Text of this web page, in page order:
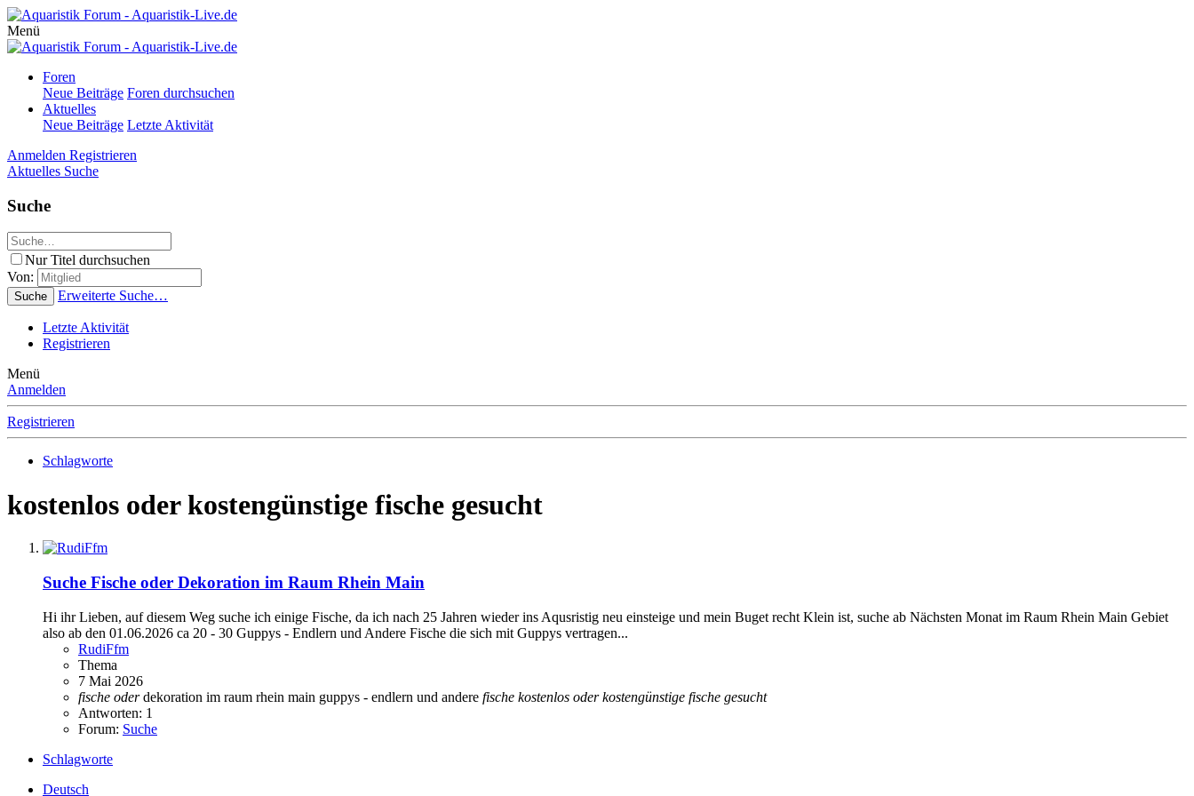
Menü
Foren
Neue Beiträge Foren durchsuchen
Aktuelles
Neue Beiträge Letzte Aktivität
Anmelden Registrieren
Aktuelles Suche
Suche
Nur Titel durchsuchen
Von:
Suche Erweiterte Suche…
Letzte Aktivität
Registrieren
Menü
Anmelden
Registrieren
Schlagworte
kostenlos oder kostengünstige fische gesucht
Suche Fische oder Dekoration im Raum Rhein Main
Hi ihr Lieben, auf diesem Weg suche ich einige Fische, da ich nach 25 Jahren wieder ins Aqusristig neu einsteige und mein Buget recht Klein ist, suche ab Nächsten Monat im Raum Rhein Main Gebiet
also ab den 01.06.2026 ca 20 - 30 Guppys - Endlern und Andere Fische die sich mit Guppys vertragen...
RudiFfm
Thema
7 Mai 2026
fische oderdekoration im raum rhein main guppys - endlern und andere fische kostenlos oder kostengünstige fische gesucht
Antworten: 1
Forum: Suche
Schlagworte
Deutsch